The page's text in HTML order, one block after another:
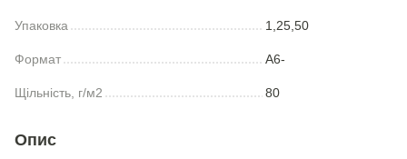
Упаковка 1,25,50
Формат А6-
Щільність, г/м2 80
Опис